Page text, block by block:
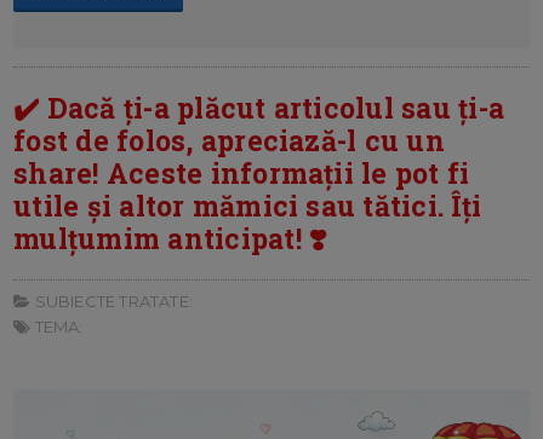
✔️ Dacă ți-a plăcut articolul sau ți-a
fost de folos, apreciază-l cu un
share! Aceste informații le pot fi
utile și altor mămici sau tătici. Îți
mulțumim anticipat! ❣️
SUBIECTE TRATATE:
TEMA: